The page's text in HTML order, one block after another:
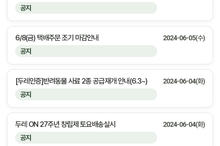
공지
공지
6/8(금) 택배주문 조기 마감안내 2024-06-05(수)
공지
[두레인증]반려동물 사료 2종 공급재개 안내(6.3~) 2024-06-04(화)
공지
두레 ON 27주년 창립제 토요배송실시 2024-06-04(화)